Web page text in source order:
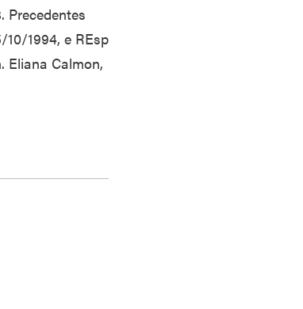
Precedentes
1994, e REsp
Eliana Calmon,